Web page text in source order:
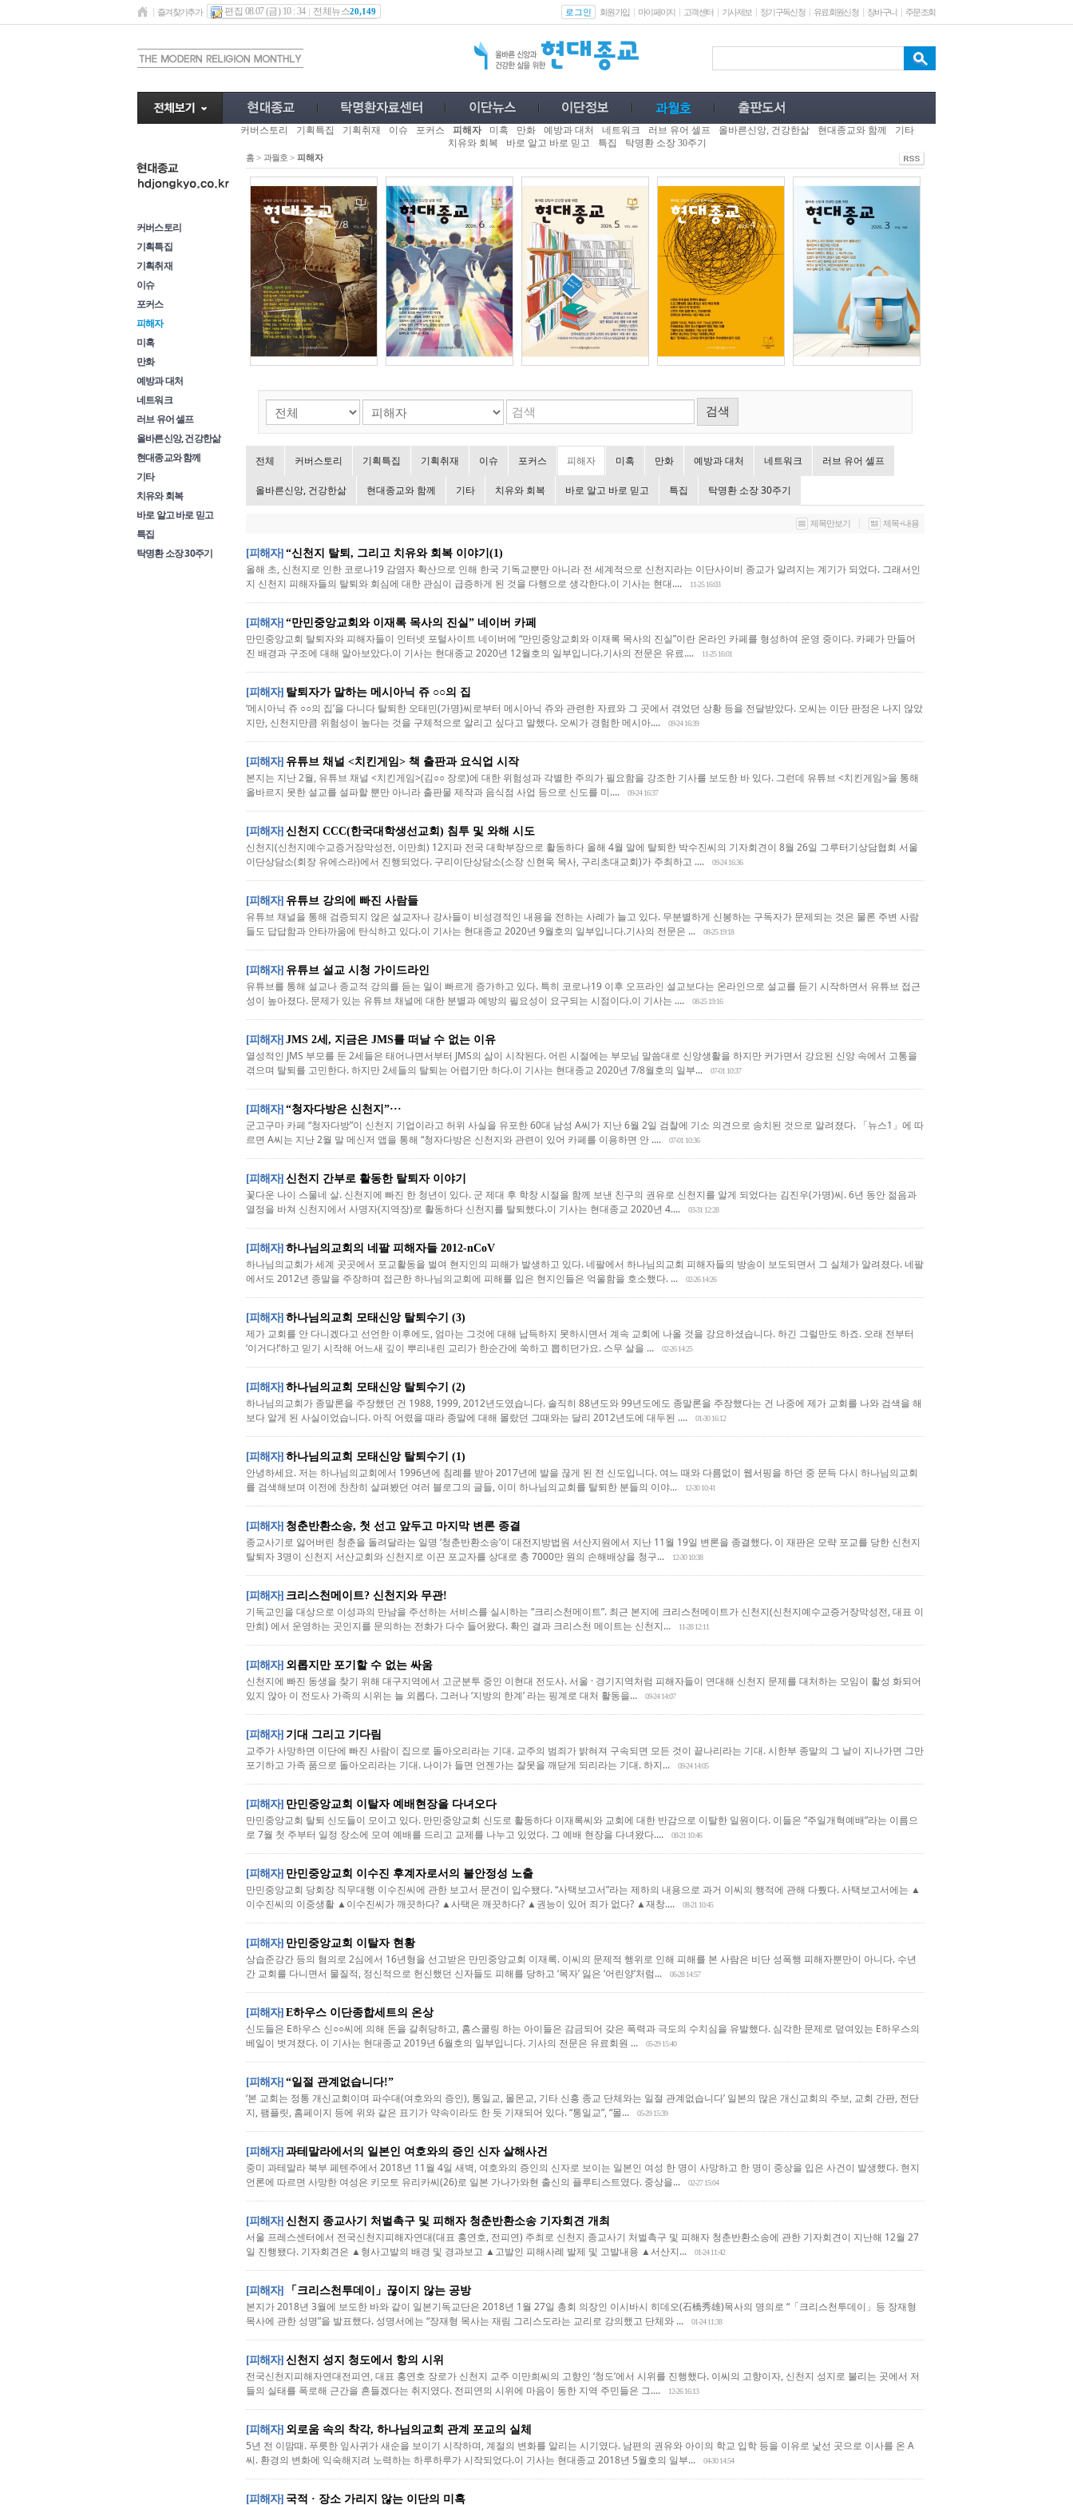
즐겨찾기추가 편집 08.07 (금) 10 : 34 전체뉴스20,149 로그인 회원가입 마이페이지 고객센터 기사제보 정기구독신청 유료회원신청 장바구니 주문조회
커버스토리 기획특집 기획취재 이슈 포커스 피해자 미혹 만화 예방과 대처 네트워크 러브 유어 셀프 올바른신앙, 건강한삶 현대종교와 함께
기타
치유와 회복
바로 알고 바로 믿고 특집 탁명환 소장 30주기
커버스토리
기획특집
기획취재
이슈
포커스
피해자
미혹
만화
예방과 대처
네트워크
러브 유어 셀프
올바른신앙, 건강한삶
현대종교와 함께
기타
치유와 회복
바로 알고 바로 믿고
특집
탁명환 소장 30주기
홈 > 과월호 > 피해자
검색
전체 커버스토리 기획특집 기획취재 이슈 포커스 피해자 미혹 만화 예방과 대처 네트워크 러브 유어 셀프
올바른신앙, 건강한삶 현대종교와 함께 기타 치유와 회복 바로 알고 바로 믿고 특집 탁명환 소장 30주기
제목만보기 제목+내용
[피해자] “신천지 탈퇴, 그리고 치유와 회복 이야기(1)
올해 초, 신천지로 인한 코로나19 감염자 확산으로 인해 한국 기독교뿐만 아니라 전 세계적으로 신천지라는 이단사이비 종교가 알려지는 계기가 되었다. 그래서인
지 신천지 피해자들의 탈퇴와 회심에 대한 관심이 급증하게 된 것을 다행으로 생각한다.이 기사는 현대....
11-25 16:03
[피해자] “만민중앙교회와 이재록 목사의 진실” 네이버 카페
만민중앙교회 탈퇴자와 피해자들이 인터넷 포털사이트 네이버에 “만민중앙교회와 이재록 목사의 진실”이란 온라인 카페를 형성하여 운영 중이다. 카페가 만들어
진 배경과 구조에 대해 알아보았다.이 기사는 현대종교 2020년 12월호의 일부입니다.기사의 전문은 유료....
11-25 16:01
[피해자] 탈퇴자가 말하는 메시아닉 쥬 ○○의 집
‘메시아닉 쥬 ○○의 집’을 다니다 탈퇴한 오태민(가명)씨로부터 메시아닉 쥬와 관련한 자료와 그 곳에서 겪었던 상황 등을 전달받았다. 오씨는 이단 판정은 나지 않았
지만, 신천지만큼 위험성이 높다는 것을 구체적으로 알리고 싶다고 말했다. 오씨가 경험한 메시아....
09-24 16:39
[피해자] 유튜브 채널 <치킨게임> 책 출판과 요식업 시작
본지는 지난 2월, 유튜브 채널 <치킨게임>(김○○ 장로)에 대한 위험성과 각별한 주의가 필요함을 강조한 기사를 보도한 바 있다. 그런데 유튜브 <치킨게임>을 통해
올바르지 못한 설교를 설파할 뿐만 아니라 출판물 제작과 음식점 사업 등으로 신도를 미....
09-24 16:37
[피해자] 신천지 CCC(한국대학생선교회) 침투 및 와해 시도
신천지(신천지예수교증거장막성전, 이만희) 12지파 전국 대학부장으로 활동하다 올해 4월 말에 탈퇴한 박수진씨의 기자회견이 8월 26일 그루터기상담협회 서울
이단상담소(회장 유에스라)에서 진행되었다. 구리이단상담소(소장 신현욱 목사, 구리초대교회)가 주최하고 ....
09-24 16:36
[피해자] 유튜브 강의에 빠진 사람들
유튜브 채널을 통해 검증되지 않은 설교자나 강사들이 비성경적인 내용을 전하는 사례가 늘고 있다. 무분별하게 신봉하는 구독자가 문제되는 것은 물론 주변 사람
들도 답답함과 안타까움에 탄식하고 있다.이 기사는 현대종교 2020년 9월호의 일부입니다.기사의 전문은 ...
08-25 19:18
[피해자] 유튜브 설교 시청 가이드라인
유튜브를 통해 설교나 종교적 강의를 듣는 일이 빠르게 증가하고 있다. 특히 코로나19 이후 오프라인 설교보다는 온라인으로 설교를 듣기 시작하면서 유튜브 접근
성이 높아졌다. 문제가 있는 유튜브 채널에 대한 분별과 예방의 필요성이 요구되는 시점이다.이 기사는 ....
08-25 19:16
[피해자] JMS 2세, 지금은 JMS를 떠날 수 없는 이유
열성적인 JMS 부모를 둔 2세들은 태어나면서부터 JMS의 삶이 시작된다. 어린 시절에는 부모님 말씀대로 신앙생활을 하지만 커가면서 강요된 신앙 속에서 고통을
겪으며 탈퇴를 고민한다. 하지만 2세들의 탈퇴는 어렵기만 하다.이 기사는 현대종교 2020년 7/8월호의 일부...
07-01 10:37
[피해자] “청자다방은 신천지”···
군고구마 카페 “청자다방”이 신천지 기업이라고 허위 사실을 유포한 60대 남성 A씨가 지난 6월 2일 검찰에 기소 의견으로 송치된 것으로 알려졌다. 「뉴스1」에 따
르면 A씨는 지난 2월 말 메신저 앱을 통해 “청자다방은 신천지와 관련이 있어 카페를 이용하면 안 ....
07-01 10:36
[피해자] 신천지 간부로 활동한 탈퇴자 이야기
꽃다운 나이 스물네 살. 신천지에 빠진 한 청년이 있다. 군 제대 후 학창 시절을 함께 보낸 친구의 권유로 신천지를 알게 되었다는 김진우(가명)씨. 6년 동안 젊음과
열정을 바쳐 신천지에서 사명자(지역장)로 활동하다 신천지를 탈퇴했다.이 기사는 현대종교 2020년 4....
03-31 12:28
[피해자] 하나님의교회의 네팔 피해자들 2012-nCoV
하나님의교회가 세계 곳곳에서 포교활동을 벌여 현지인의 피해가 발생하고 있다. 네팔에서 하나님의교회 피해자들의 방송이 보도되면서 그 실체가 알려졌다. 네팔
에서도 2012년 종말을 주장하며 접근한 하나님의교회에 피해를 입은 현지인들은 억울함을 호소했다. ...
02-26 14:26
[피해자] 하나님의교회 모태신앙 탈퇴수기 (3)
제가 교회를 안 다니겠다고 선언한 이후에도, 엄마는 그것에 대해 납득하지 못하시면서 계속 교회에 나올 것을 강요하셨습니다. 하긴 그럴만도 하죠. 오래 전부터
‘이거다!’하고 믿기 시작해 어느새 깊이 뿌리내린 교리가 한순간에 쑥하고 뽑히던가요. 스무 살을 ...
02-26 14:25
[피해자] 하나님의교회 모태신앙 탈퇴수기 (2)
하나님의교회가 종말론을 주장했던 건 1988, 1999, 2012년도였습니다. 솔직히 88년도와 99년도에도 종말론을 주장했다는 건 나중에 제가 교회를 나와 검색을 해
보다 알게 된 사실이었습니다. 아직 어렸을 때라 종말에 대해 몰랐던 그때와는 달리 2012년도에 대두된 ....
01-30 16:12
[피해자] 하나님의교회 모태신앙 탈퇴수기 (1)
안녕하세요. 저는 하나님의교회에서 1996년에 침례를 받아 2017년에 발을 끊게 된 전 신도입니다. 여느 때와 다름없이 웹서핑을 하던 중 문득 다시 하나님의교회
를 검색해보며 이전에 찬찬히 살펴봤던 여러 블로그의 글들, 이미 하나님의교회를 탈퇴한 분들의 이야...
12-30 10:41
[피해자] 청춘반환소송, 첫 선고 앞두고 마지막 변론 종결
종교사기로 잃어버린 청춘을 돌려달라는 일명 ‘청춘반환소송’이 대전지방법원 서산지원에서 지난 11월 19일 변론을 종결했다. 이 재판은 모략 포교를 당한 신천지
탈퇴자 3명이 신천지 서산교회와 신천지로 이끈 포교자를 상대로 총 7000만 원의 손해배상을 청구...
12-30 10:38
[피해자] 크리스천메이트? 신천지와 무관!
기독교인을 대상으로 이성과의 만남을 주선하는 서비스를 실시하는 “크리스천메이트”. 최근 본지에 크리스천메이트가 신천지(신천지예수교증거장막성전, 대표 이
만희) 에서 운영하는 곳인지를 문의하는 전화가 다수 들어왔다. 확인 결과 크리스천 메이트는 신천지...
11-28 12:11
[피해자] 외롭지만 포기할 수 없는 싸움
신천지에 빠진 동생을 찾기 위해 대구지역에서 고군분투 중인 이현대 전도사. 서울 · 경기지역처럼 피해자들이 연대해 신천지 문제를 대처하는 모임이 활성 화되어
있지 않아 이 전도사 가족의 시위는 늘 외롭다. 그러나 ‘지방의 한계’ 라는 핑계로 대처 활동을...
09-24 14:07
[피해자] 기대 그리고 기다림
교주가 사망하면 이단에 빠진 사람이 집으로 돌아오리라는 기대. 교주의 범죄가 밝혀져 구속되면 모든 것이 끝나리라는 기대. 시한부 종말의 그 날이 지나가면 그만
포기하고 가족 품으로 돌아오리라는 기대. 나이가 들면 언젠가는 잘못을 깨닫게 되리라는 기대. 하지...
09-24 14:05
[피해자] 만민중앙교회 이탈자 예배현장을 다녀오다
만민중앙교회 탈퇴 신도들이 모이고 있다. 만민중앙교회 신도로 활동하다 이재록씨와 교회에 대한 반감으로 이탈한 일원이다. 이들은 “주일개혁예배”라는 이름으
로 7월 첫 주부터 일정 장소에 모여 예배를 드리고 교제를 나누고 있었다. 그 예배 현장을 다녀왔다....
08-21 10:46
[피해자] 만민중앙교회 이수진 후계자로서의 불안정성 노출
만민중앙교회 당회장 직무대행 이수진씨에 관한 보고서 문건이 입수됐다. “사택보고서”라는 제하의 내용으로 과거 이씨의 행적에 관해 다뤘다. 사택보고서에는 ▲
이수진씨의 이중생활 ▲이수진씨가 깨끗하다? ▲사택은 깨끗하다? ▲권능이 있어 죄가 없다? ▲재창....
08-21 10:45
[피해자] 만민중앙교회 이탈자 현황
상습준강간 등의 혐의로 2심에서 16년형을 선고받은 만민중앙교회 이재록. 이씨의 문제적 행위로 인해 피해를 본 사람은 비단 성폭행 피해자뿐만이 아니다. 수년
간 교회를 다니면서 물질적, 정신적으로 헌신했던 신자들도 피해를 당하고 ‘목자’ 잃은 ‘어린양’처럼...
06-28 14:57
[피해자] E하우스 이단종합세트의 온상
신도들은 E하우스 신○○씨에 의해 돈을 갈취당하고, 홈스쿨링 하는 아이들은 감금되어 갖은 폭력과 극도의 수치심을 유발했다. 심각한 문제로 덮여있는 E하우스의
베일이 벗겨졌다. 이 기사는 현대종교 2019년 6월호의 일부입니다. 기사의 전문은 유료회원 ...
05-29 15:40
[피해자] “일절 관계없습니다!”
‘본 교회는 정통 개신교회이며 파수대(여호와의 증인), 통일교, 몰몬교, 기타 신흥 종교 단체와는 일절 관계없습니다’ 일본의 많은 개신교회의 주보, 교회 간판, 전단
지, 팸플릿, 홈페이지 등에 위와 같은 표기가 약속이라도 한 듯 기재되어 있다. “통일교”, “몰...
05-29 15:39
[피해자] 과테말라에서의 일본인 여호와의 증인 신자 살해사건
중미 과테말라 북부 페텐주에서 2018년 11월 4일 새벽, 여호와의 증인의 신자로 보이는 일본인 여성 한 명이 사망하고 한 명이 중상을 입은 사건이 발생했다. 현지
언론에 따르면 사망한 여성은 키모토 유리카씨(26)로 일본 가나가와현 출신의 플루티스트였다. 중상을...
02-27 15:04
[피해자] 신천지 종교사기 처벌촉구 및 피해자 청춘반환소송 기자회견 개최
서울 프레스센터에서 전국신천지피해자연대(대표 홍연호, 전피연) 주최로 신천지 종교사기 처벌촉구 및 피해자 청춘반환소송에 관한 기자회견이 지난해 12월 27
일 진행됐다. 기자회견은 ▲형사고발의 배경 및 경과보고 ▲고발인 피해사례 발제 및 고발내용 ▲서산지...
01-24 11:42
[피해자] 「크리스천투데이」끊이지 않는 공방
본지가 2018년 3월에 보도한 바와 같이 일본기독교단은 2018년 1월 27일 총회 의장인 이시바시 히데오(石橋秀雄)목사의 명의로 “「크리스천투데이」등 장재형
목사에 관한 성명”을 발표했다. 성명서에는 “장재형 목사는 재림 그리스도라는 교리로 강의했고 단체와 ...
01-24 11:38
[피해자] 신천지 성지 청도에서 항의 시위
전국신천지피해자연대전피연, 대표 홍연호 장로가 신천지 교주 이만희씨의 고향인 ‘청도’에서 시위를 진행했다. 이씨의 고향이자, 신천지 성지로 불리는 곳에서 저
들의 실태를 폭로해 근간을 흔들겠다는 취지였다. 전피연의 시위에 마음이 동한 지역 주민들은 그....
12-26 16:13
[피해자] 외로움 속의 착각, 하나님의교회 관계 포교의 실체
5년 전 이맘때. 푸릇한 잎사귀가 새순을 보이기 시작하며, 계절의 변화를 알리는 시기였다. 남편의 권유와 아이의 학교 입학 등을 이유로 낯선 곳으로 이사를 온 A
씨. 환경의 변화에 익숙해지려 노력하는 하루하루가 시작되었다.이 기사는 현대종교 2018년 5월호의 일부...
04-30 14:54
[피해자] 국적 · 장소 가리지 않는 이단의 미혹